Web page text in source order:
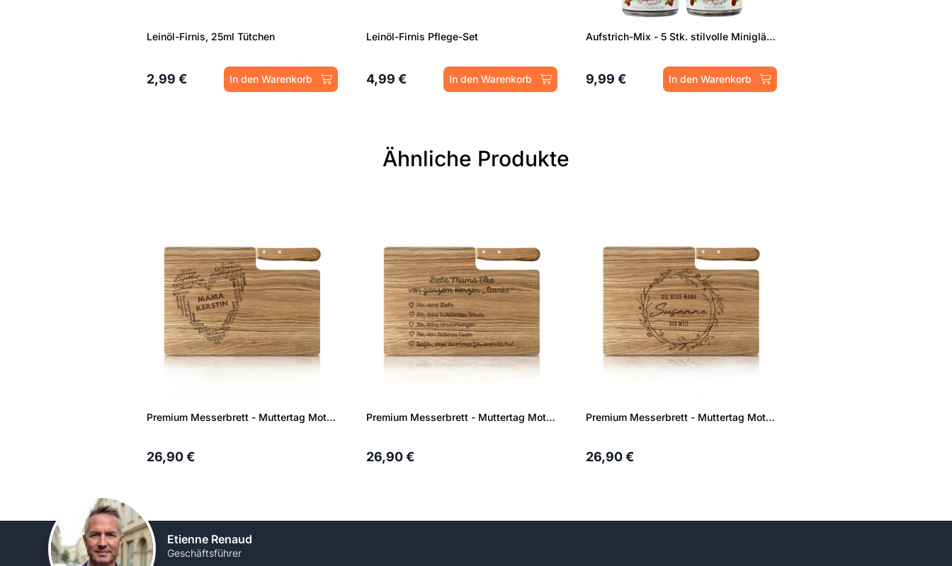
Leinöl-Firnis, 25ml Tütchen
2,99 € In den Warenkorb
Leinöl-Firnis Pflege-Set
4,99 € In den Warenkorb
Aufstrich-Mix - 5 Stk. stilvolle Minigläser
9,99 € In den Warenkorb
Ähnliche Produkte
Premium Messerbrett - Muttertag Motiv 1
26,90 €
Premium Messerbrett - Muttertag Motiv 2
26,90 €
Premium Messerbrett - Muttertag Motiv 3
26,90 €
Etienne Renaud
Geschäftsführer